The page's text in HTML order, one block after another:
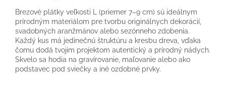
Brezové plátky veľkosti L (priemer 7–9 cm) sú ideálnym
prírodným materiálom pre tvorbu originálnych dekorácií,
svadobných aranžmánov alebo sezónneho zdobenia.
Každý kus má jedinečnú štruktúru a kresbu dreva, vďaka
čomu dodá tvojim projektom autentický a prírodný nádych.
Skvelo sa hodia na gravírovanie, maľovanie alebo ako
podstavec pod sviečky a iné ozdobné prvky.